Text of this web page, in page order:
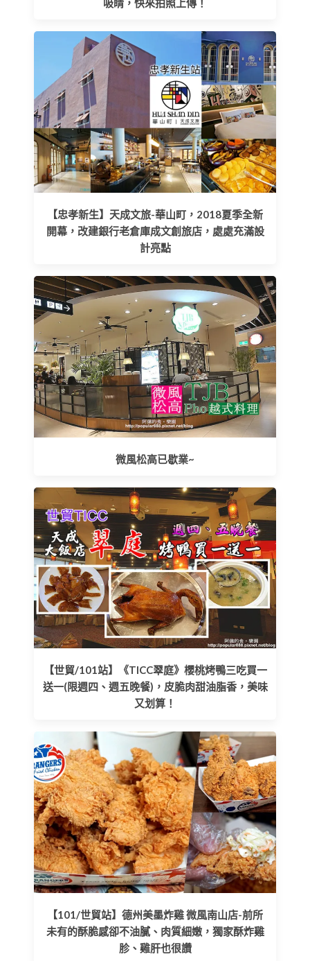
吸睛，快來拍照上傳！
【忠孝新生】天成文旅-華山町，2018夏季全新
開幕，改建銀行老倉庫成文創旅店，處處充滿設
計亮點
微風松高已歇業~
【世貿/101站】《TICC翠庭》櫻桃烤鴨三吃買一
送一(限週四、週五晚餐)，皮脆肉甜油脂香，美味
又划算！
【101/世貿站】德州美墨炸雞 微風南山店-前所
未有的酥脆感卻不油膩、肉質細嫩，獨家酥炸雞
胗、雞肝也很讚